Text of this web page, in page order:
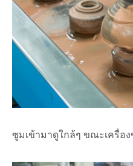
ซูมเข้ามาดูใกล้ๆ ขณะเครื่อ